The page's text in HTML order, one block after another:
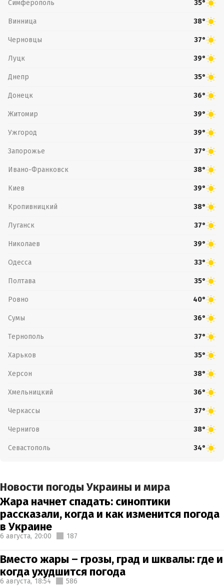
Симферополь 35°
Винница 38°
Черновцы 37°
Луцк 39°
Днепр 35°
Донецк 36°
Житомир 39°
Ужгород 39°
Запорожье 37°
Ивано-Франковск 38°
Киев 39°
Кропивницкий 38°
Луганск 37°
Николаев 39°
Одесса 33°
Полтава 35°
Ровно 40°
Сумы 36°
Тернополь 37°
Харьков 35°
Херсон 38°
Хмельницкий 36°
Черкассы 37°
Чернигов 38°
Севастополь 34°
Новости погоды Украины и мира
Жара начнет спадать: синоптики
рассказали, когда и как изменится погода
в Украине
6 августа, 20:00 187
Вместо жары – грозы, град и шквалы: где и
когда ухудшится погода
6 августа, 18:54 586